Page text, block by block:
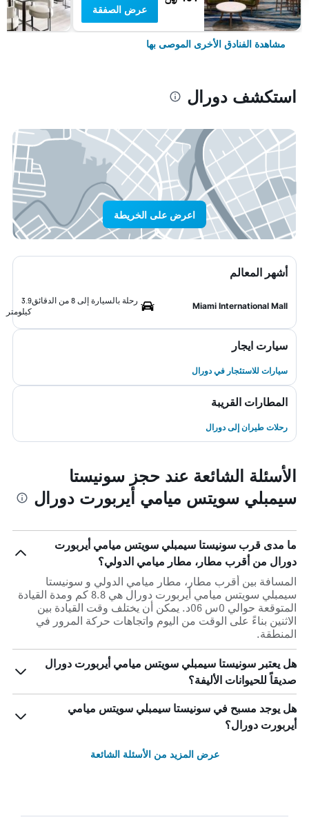
عرض الصفقة
مشاهدة الفنادق الأخرى الموصى بها
استكشف دورال
اعرض على الخريطة
أشهر المعالم
Miami International Mall
رحلة بالسيارة إلى 8 من الدقائق
3.9
كيلومتر
سيارت ايجار
سيارات للاستئجار في دورال
المطارات القريبة
رحلات طيران إلى دورال
الأسئلة الشائعة عند حجز سونيستا
سيمبلي سويتس ميامي أيربورت دورال
ما مدى قرب سونيستا سيمبلي سويتس ميامي أيربورت
دورال من أقرب مطار، مطار ميامي الدولي؟
المسافة بين أقرب مطار، مطار ميامي الدولي و سونيستا
سيمبلي سويتس ميامي أيربورت دورال هي 8.8 كم ومدة القيادة
المتوقعة حوالي 0س 06د. يمكن أن يختلف وقت القيادة بين
الاثنين بناءً على الوقت من اليوم واتجاهات حركة المرور في
المنطقة.
هل يعتبر سونيستا سيمبلي سويتس ميامي أيربورت دورال
صديقاً للحيوانات الأليفة؟
هل يوجد مسبح في سونيستا سيمبلي سويتس ميامي
أيربورت دورال؟
عرض المزيد من الأسئلة الشائعة